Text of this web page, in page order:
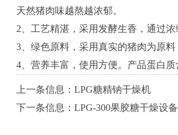
天然猪肉味越熬越浓郁。
2、工艺精湛，采用发酵生香，通过浓
3、绿色原料，采用真实的猪肉为原料
4、营养丰富，使用方便。产品蛋白
上一条信息： LPG糖精钠干燥机
下一条信息： LPG-300果胶糖干燥设备